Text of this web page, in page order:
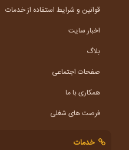
قوانین و شرایط استفاده از خدمات
اخبار سایت
بلاگ
صفحات اجتماعی
همکاری با ما
فرصت های شغلی
خدمات